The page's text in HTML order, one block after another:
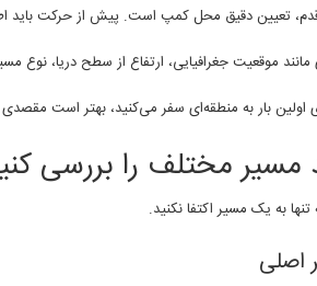
تعیین دقیق محل کمپ است. پیش از حرکت باید
مانند موقعیت جغرافیایی، ارتفاع از سطح دریا، نوع
اولین بار به منطقه‌ای سفر می‌کنید، بهتر است
مسیر مختلف را بررسی
به یک مسیر اکتفا نکنید.
اصلی